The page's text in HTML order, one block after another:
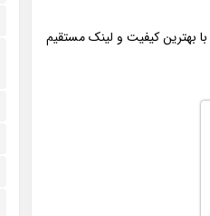
با بهترین کیفیت و لینک مستقیم